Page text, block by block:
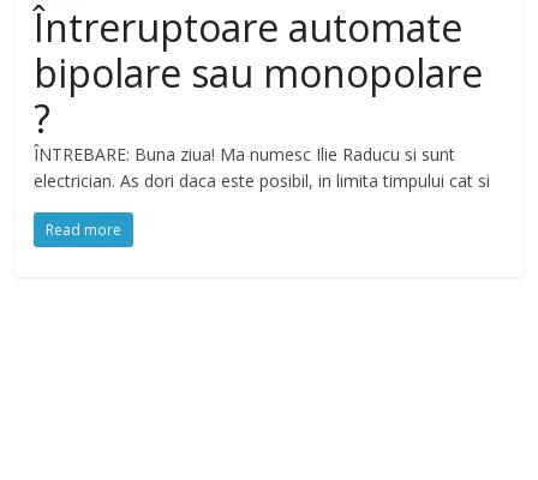
Întreruptoare automate
bipolare sau monopolare
?
ÎNTREBARE: Buna ziua! Ma numesc Ilie Raducu si sunt
electrician. As dori daca este posibil, in limita timpului cat si
Read more